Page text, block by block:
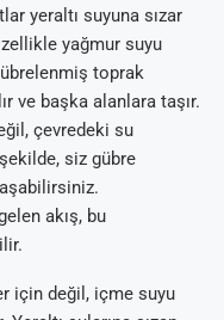
yeraltı suyuna sızar
yağmur suyu
toprak
ve başka alanlara taşır.
çevredeki su
siz gübre
akış, bu
için değil, içme suyu